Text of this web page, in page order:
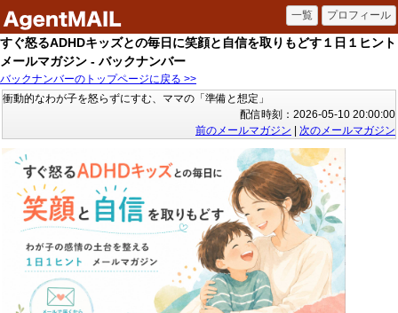
すぐ怒るADHDキッズとの毎日に笑顔と自信を取りもどす１日１ヒント
メールマガジン - バックナンバー
バックナンバーのトップページに戻る >>
衝動的なわが子を怒らずにすむ、ママの「準備と想定」
配信時刻：2026-05-10 20:00:00
前のメールマガジン
次のメールマガジン